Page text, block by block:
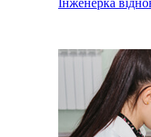
Інженерка